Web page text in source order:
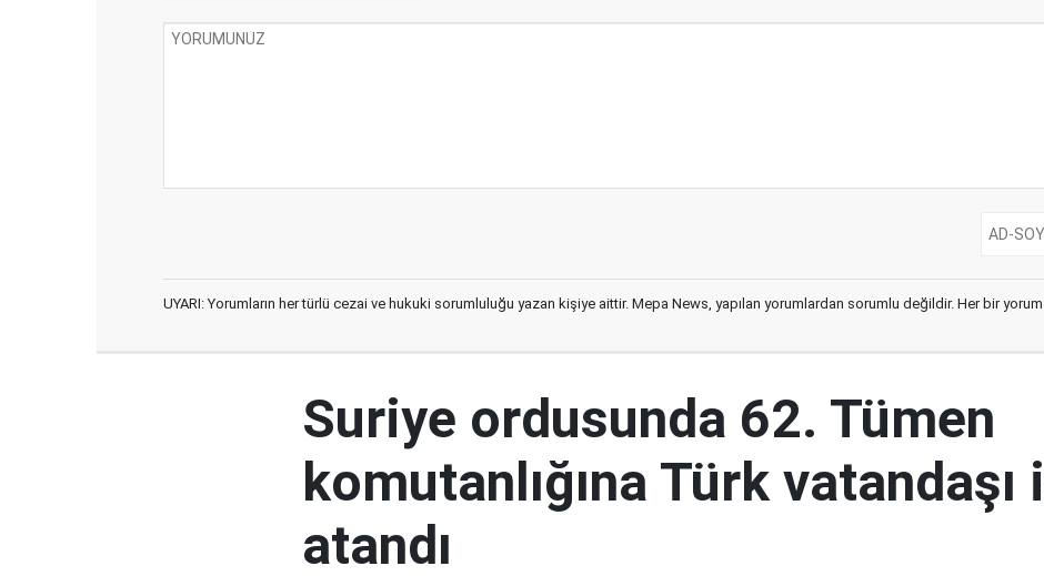
UYARI: Yorumların her türlü cezai ve hukuki sorumluluğu yazan kişiye aittir. Mepa News, yapılan yorumlardan sorumlu değildir. Her bir yorum
Suriye ordusunda 62. Tümen
komutanlığına Türk vatandaşı
atandı